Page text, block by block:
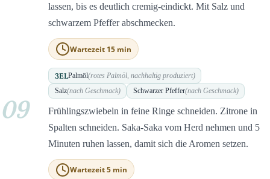
lassen, bis es deutlich cremig-eindickt. Mit Salz und
schwarzem Pfeffer abschmecken.
Wartezeit 15 min
3ELPalmöl(rotes Palmöl, nachhaltig produziert)
Salz(nach Geschmack) Schwarzer Pfeffer(nach Geschmack)
09
Frühlingszwiebeln in feine Ringe schneiden. Zitrone in
Spalten schneiden. Saka-Saka vom Herd nehmen und 5
Minuten ruhen lassen, damit sich die Aromen setzen.
Wartezeit 5 min